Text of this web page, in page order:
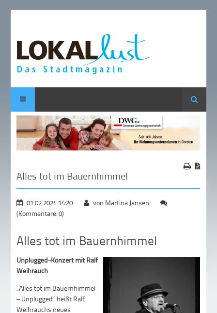
Suche
Alles tot im Bauernhimmel
01.02.2024 14:20
von Martina Jansen
(Kommentare: 0)
Alles tot im Bauernhimmel
Unplugged-Konzert mit Ralf
Weihrauch
„Alles tot im Bauernhimmel
– Unplugged“ heißt Ralf
Weihrauchs neues